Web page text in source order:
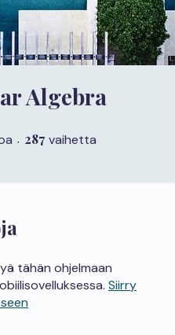
Algebra
40 viikkoa
287 vaihetta
tähän ohjelmaan
Siirry